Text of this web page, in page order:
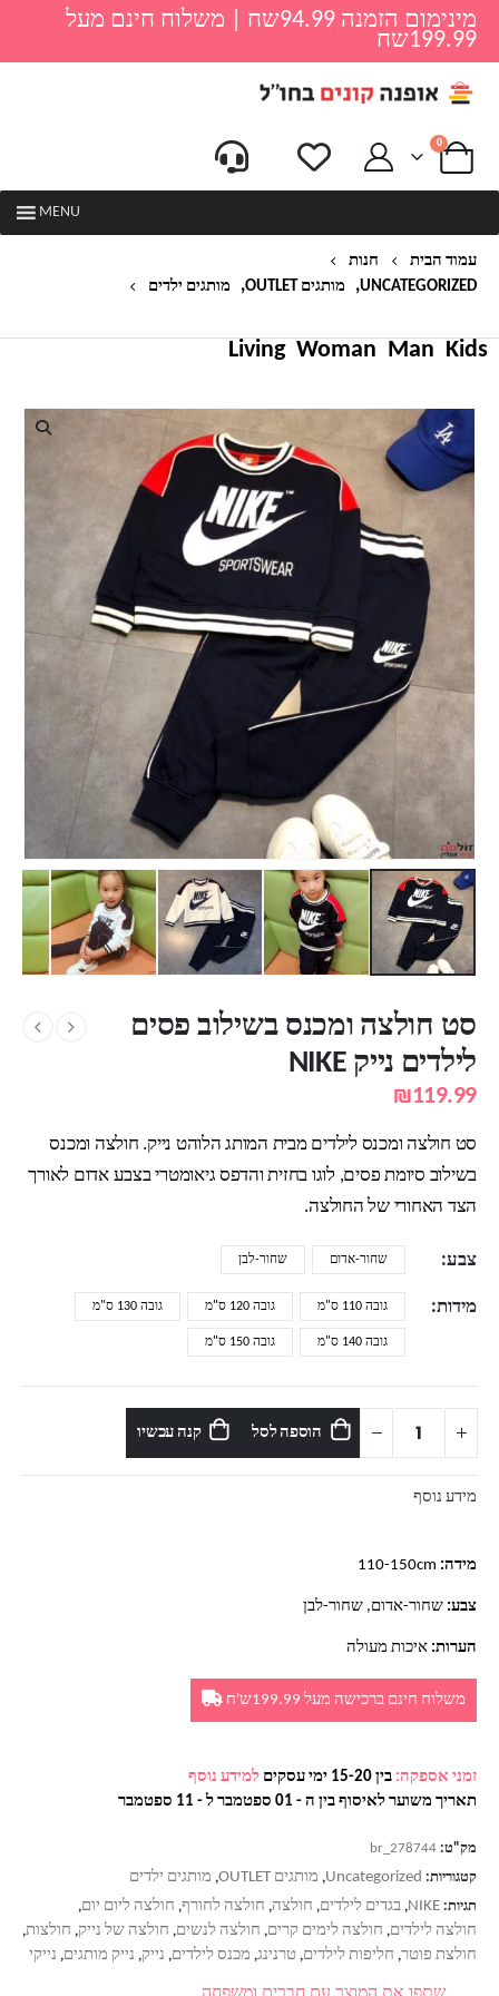
מינימום הזמנה 94.99שח | משלוח חינם מעל
199.99שח
0
MENU
עמוד הבית
חנות
UNCATEGORIZED
, מותגים OUTLET , מותגים ילדים
Kids
Man
Woman
Living
סט חולצה ומכנס בשילוב פסים
לילדים נייק NIKE
₪119.99
סט חולצה ומכנס לילדים מבית המותג הלוהט נייק. חולצה ומכנס
בשילוב סיומת פסים, לוגו בחזית והדפס גיאומטרי בצבע אדום לאורך
הצד האחורי של החולצה.
צבע שחור-אדום שחור-לבן
מידות גובה 110 ס"מ גובה 120 ס"מ גובה 130 ס"מ
גובה 140 ס"מ גובה 150 ס"מ
הוספה לסל קנה עכשיו
מידע נוסף
מידה: 110-150cm
צבע: שחור-אדום, שחור-לבן
הערות: איכות מעולה
משלוח חינם ברכישה מעל 199.99ש'ח
זמני אספקה: בין 15-20 ימי עסקים
למידע נוסף
תאריך משוער לאיסוף בין ה - 01 ספטמבר ל - 11 ספטמבר
מק"ט: br_278744
קטגוריות: Uncategorized
, מותגים OUTLET , מותגים ילדים
תגיות: NIKE
, בגדים לילדים, חולצה, חולצה לחורף, חולצה ליום יום,
חולצה לילדים, חולצה לימים קרים, חולצה לנשים, חולצה של נייק, חולצות,
חולצת פוטר, חליפות לילדים, טרנינג, מכנס לילדים, נייק, נייק מותגים, נייקי